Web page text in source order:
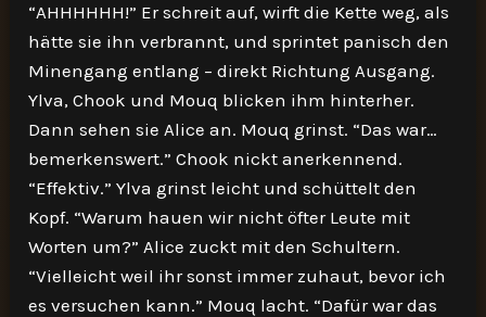
“AHHHHHH!” Er schreit auf, wirft die Kette weg, als
hätte sie ihn verbrannt, und sprintet panisch den
Minengang entlang – direkt Richtung Ausgang.
Ylva, Chook und Mouq blicken ihm hinterher.
Dann sehen sie Alice an. Mouq grinst. “Das war…
bemerkenswert.” Chook nickt anerkennend.
“Effektiv.” Ylva grinst leicht und schüttelt den
Kopf. “Warum hauen wir nicht öfter Leute mit
Worten um?” Alice zuckt mit den Schultern.
“Vielleicht weil ihr sonst immer zuhaut, bevor ich
es versuchen kann.” Mouq lacht. “Dafür war das